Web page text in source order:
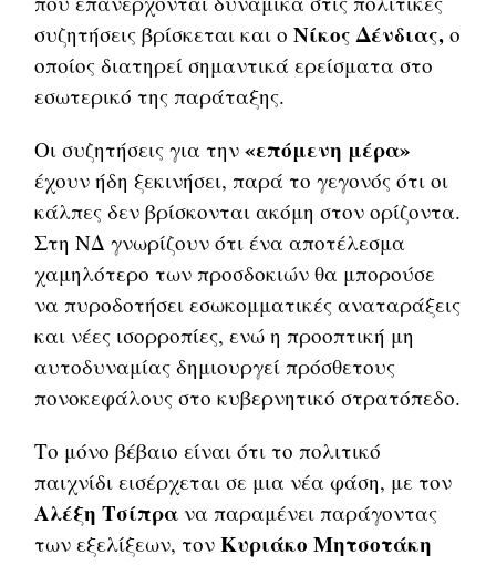
συζητήσεις βρίσκεται και οΝίκος Δένδιας, ο
οποίος διατηρεί σημαντικά ερείσματα στο
εσωτερικό της παράταξης.
Οι συζητήσεις για την«επόμενη μέρα»
έχουν ήδη ξεκινήσει, παρά το γεγονός ότι οι
κάλπες δεν βρίσκονται ακόμη στον ορίζοντα.
Στη ΝΔ γνωρίζουν ότι ένα αποτέλεσμα
χαμηλότερο των προσδοκιών θα μπορούσε
να πυροδοτήσει εσωκομματικές αναταράξεις
και νέες ισορροπίες, ενώ η προοπτική μη
αυτοδυναμίας δημιουργεί πρόσθετους
πονοκεφάλους στο κυβερνητικό στρατόπεδο.
Το μόνο βέβαιο είναι ότι το πολιτικό
παιχνίδι εισέρχεται σε μια νέα φάση, με τον
Αλέξη Τσίπρανα παραμένει παράγοντας
των εξελίξεων, τονΚυριάκο Μητσοτάκη